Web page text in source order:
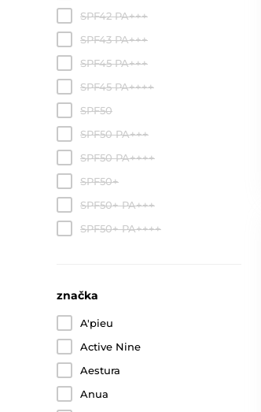
SPF42 PA+++
SPF43 PA+++
SPF45 PA+++
SPF45 PA++++
SPF50
SPF50 PA+++
SPF50 PA++++
SPF50+
SPF50+ PA+++
SPF50+ PA++++
značka
A'pieu
Active Nine
Aestura
Anua